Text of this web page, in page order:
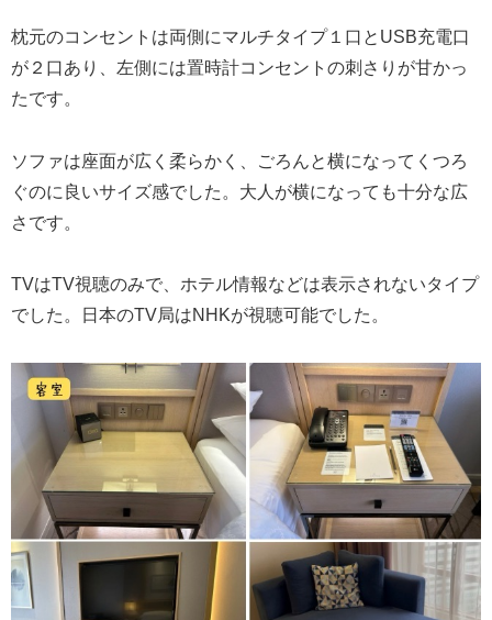
枕元のコンセントは両側にマルチタイプ１口とUSB充電口
が２口あり、左側には置時計コンセントの刺さりが甘かっ
たです。
ソファは座面が広く柔らかく、ごろんと横になってくつろ
ぐのに良いサイズ感でした。大人が横になっても十分な広
さです。
TVはTV視聴のみで、ホテル情報などは表示されないタイプ
でした。日本のTV局はNHKが視聴可能でした。